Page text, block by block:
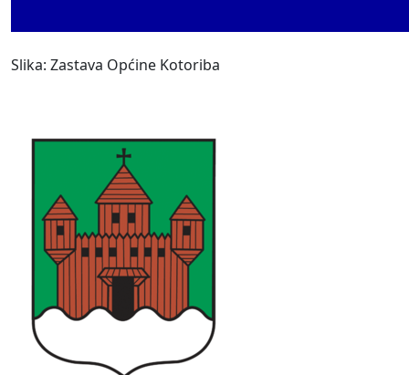
Slika: Zastava Općine Kotoriba